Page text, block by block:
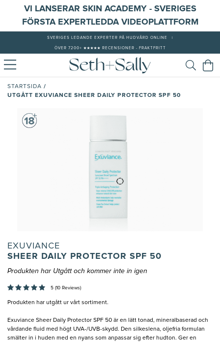
VI LANSERAR SKIN ACADEMY - SVERIGES
FÖRSTA EXPERTLEDDA VIDEOPLATTFORM
SVERIGES LEDANDE EXPERTER PÅ HUDVÅRD ONLINE
ÖVER 7200+ ★★★★★ RECENSIONER - FRAKTFRITT
STARTSIDA /
UTGÅTT EXUVIANCE SHEER DAILY PROTECTOR SPF 50
EXUVIANCE
SHEER DAILY PROTECTOR SPF 50
Produkten har Utgått och kommer inte in igen
5 (10 Reviews)
Produkten har utgått ur vårt sortiment.
Exuviance Sheer Daily Protector SPF 50 är en lätt tonad, mineralbaserad och
vårdande fluid med högt UVA-/UVB-skydd. Den silkeslena, oljefria formulan
smälter in i huden med en nyans som anpassar sig efter hudton. Ger en